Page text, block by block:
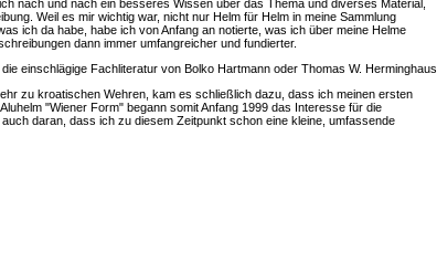
nach und nach ein besseres Wissen über das Thema und diverses Material,
Weil es mir wichtig war, nicht nur Helm für Helm in meine Sammlung
ich da habe, habe ich von Anfang an notierte, was ich über meine Helme
dann immer umfangreicher und fundierter.
einschlägige Fachliteratur von Bolko Hartmann oder Thomas W. Herminghaus.
zu kroatischen Wehren, kam es schließlich dazu, dass ich meinen ersten
"Wiener Form" begann somit Anfang 1999 das Interesse für die
daran, dass ich zu diesem Zeitpunkt schon eine kleine, umfassende